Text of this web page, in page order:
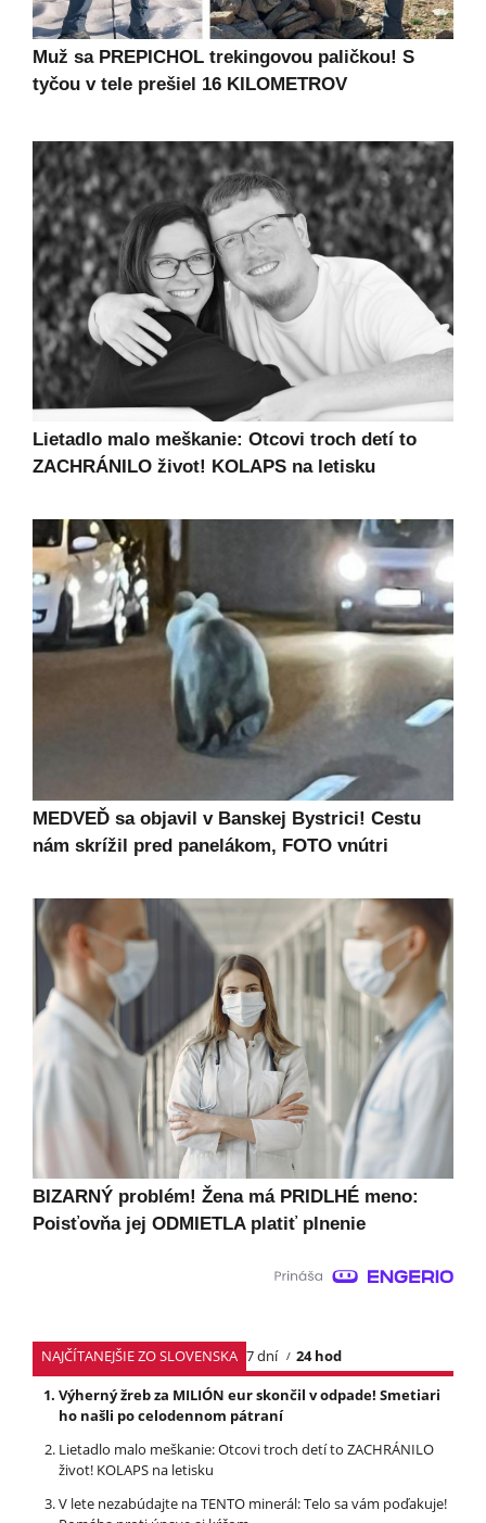
Muž sa PREPICHOL trekingovou paličkou! S
tyčou v tele prešiel 16 KILOMETROV
Lietadlo malo meškanie: Otcovi troch detí to
ZACHRÁNILO život! KOLAPS na letisku
MEDVEĎ sa objavil v Banskej Bystrici! Cestu
nám skrížil pred panelákom, FOTO vnútri
BIZARNÝ problém! Žena má PRIDLHÉ meno:
Poisťovňa jej ODMIETLA platiť plnenie
NAJČÍTANEJŠIE ZO SLOVENSKA 7 dní
24 hod
Výherný žreb za MILIÓN eur skončil v odpade! Smetiari
ho našli po celodennom pátraní
Lietadlo malo meškanie: Otcovi troch detí to ZACHRÁNILO
život! KOLAPS na letisku
V lete nezabúdajte na TENTO minerál: Telo sa vám poďakuje!